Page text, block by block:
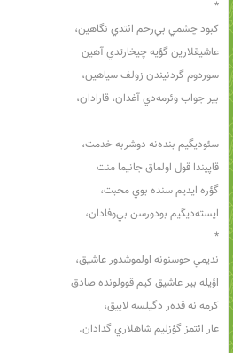
*
کبود چشمي بي‌رحم ائتدي نگاهين،
عاشيقلارين گؤيه چيخارتدي آهين
سوردوم گردنيندن زولف سياهين،
بير جواب وئرمه‌دي آغدان، قارادان،
سئوديگيم بنده‌نه دوشربه خدمت،
قاپيندا قول اولماق جانيما منت
گؤره‌ ايديم سنده بوي محبت،
ايسته‌ديگيم بودورسن بي‌وفادان،
*
نديمي حوسنونه اولموشدور عاشيق،
اؤيله بير عاشيق کيم قوولونده صادق
کرمه نه قده‌ر دگيلسه لاييق،
عار ائتمز گؤزليم شاهلاري گدادان.